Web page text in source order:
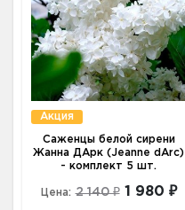
Акция
Саженцы белой сирени
Жанна ДАрк (Jeanne dArc)
- комплект 5 шт.
Цена: 2 140 ₽ 1 980 ₽